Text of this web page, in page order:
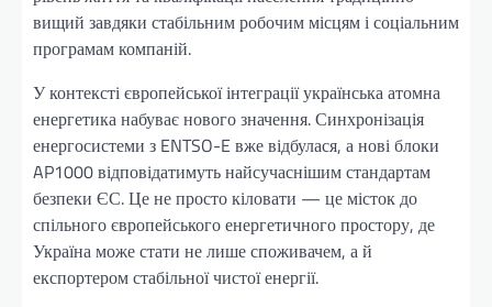
вищий завдяки стабільним робочим місцям і соціальним
програмам компаній.
У контексті європейської інтеграції українська атомна
енергетика набуває нового значення. Синхронізація
енергосистеми з ENTSO-E вже відбулася, а нові блоки
AP1000 відповідатимуть найсучаснішим стандартам
безпеки ЄС. Це не просто кіловати — це місток до
спільного європейського енергетичного простору, де
Україна може стати не лише споживачем, а й
експортером стабільної чистої енергії.